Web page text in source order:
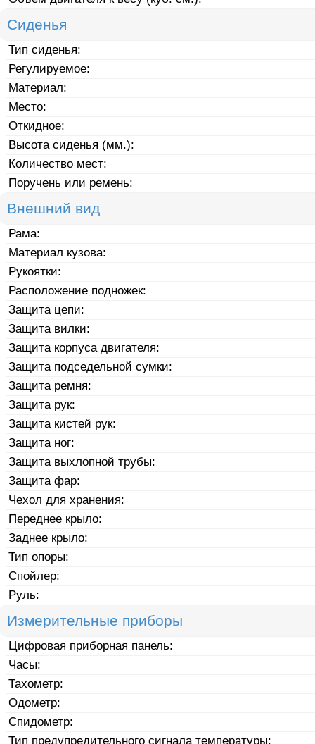
Сиденья
Тип сиденья:
Регулируемое:
Материал:
Место:
Откидное:
Высота сиденья (мм.):
Количество мест:
Поручень или ремень:
Внешний вид
Рама:
Материал кузова:
Рукоятки:
Расположение подножек:
Защита цепи:
Защита вилки:
Защита корпуса двигателя:
Защита подседельной сумки:
Защита ремня:
Защита рук:
Защита кистей рук:
Защита ног:
Защита выхлопной трубы:
Защита фар:
Чехол для хранения:
Переднее крыло:
Заднее крыло:
Тип опоры:
Спойлер:
Руль:
Измерительные приборы
Цифровая приборная панель:
Часы:
Тахометр:
Одометр:
Спидометр:
Тип предупредительного сигнала температуры: